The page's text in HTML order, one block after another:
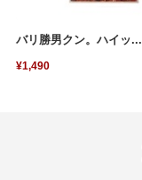
バリ勝男クン。ハイッ...
¥1,490